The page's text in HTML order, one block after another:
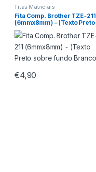
Fitas Matriciais
Fita Comp. Brother TZE-211
(6mmx8mm) – (Texto Preto
sobre fundo Branco)
€4,90